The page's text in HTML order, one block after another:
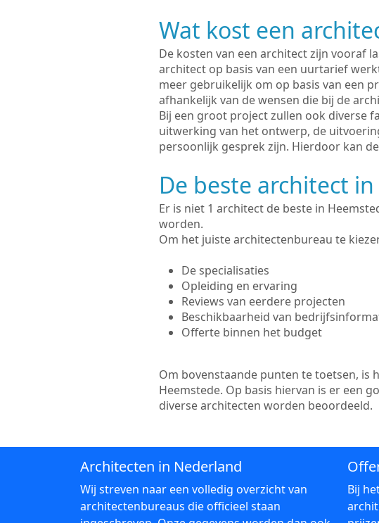
Wat kost een
De kosten van een architect zijn vooraf
architect op basis van een uurtarief
meer gebruikelijk om op basis van een
afhankelijk van de wensen die bij de
Bij een groot project zullen ook diverse
uitwerking van het ontwerp, de
persoonlijk gesprek zijn. Hierdoor kan
De beste architect
Er is niet 1 architect de beste in
worden.
Om het juiste architectenbureau te
De specialisaties
Opleiding en ervaring
Reviews van eerdere projecten
Beschikbaarheid van
Offerte binnen het budget
Om bovenstaande punten te toetsen, is
Heemstede. Op basis hiervan is er een
diverse architecten worden beoordeeld.
Architecten in Nederland
Wij streven naar een volledig overzicht van
architectenbureaus die officieel staan
Bij